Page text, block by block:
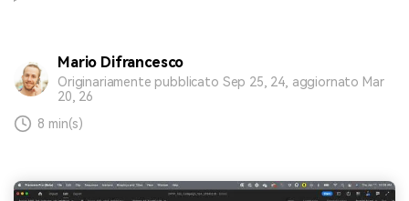
Mario Difrancesco
Originariamente pubblicato Sep 25, 24, aggiornato Mar
20, 26
8 min(s)